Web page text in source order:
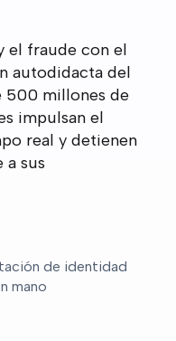
el fraude con el
autodidacta del
500 millones de
impulsan el
real y detienen
a sus
de identidad
mano